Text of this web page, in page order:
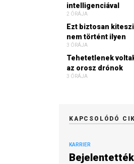
intelligenciával
2 ÓRÁJA
Ezt biztosan
nem történt ilyen
3 ÓRÁJA
Tehetetlenek
az orosz drónok
3 ÓRÁJA
KAPCSOLÓDÓ
KARRIER